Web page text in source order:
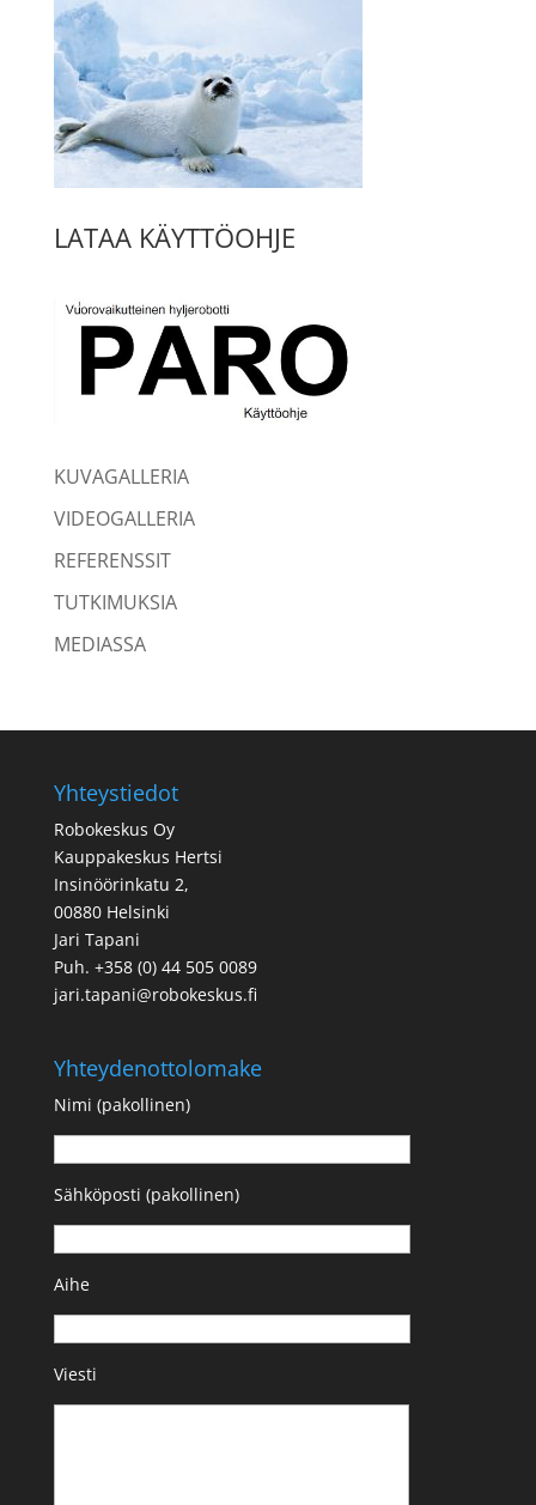
LATAA KÄYTTÖOHJE
KUVAGALLERIA
VIDEOGALLERIA
REFERENSSIT
TUTKIMUKSIA
MEDIASSA
Yhteystiedot
Robokeskus Oy
Kauppakeskus Hertsi
Insinöörinkatu 2,
00880 Helsinki
Jari Tapani
Puh. +358 (0) 44 505 0089
jari.tapani@robokeskus.fi
Yhteydenottolomake
Nimi (pakollinen)
Sähköposti (pakollinen)
Aihe
Viesti